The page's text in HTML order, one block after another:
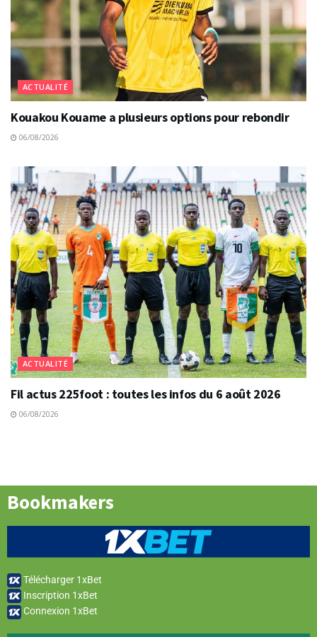
ACTUALITÉ
Kouakou Kouame a plusieurs options pour rebondir
06/08/2026
ACTUALITÉ
Fil actus 225foot : toutes les infos du 6 août 2026
06/08/2026
Bookmakers
Télécharger 1xBet
Inscription 1xBet
Connexion 1xBet